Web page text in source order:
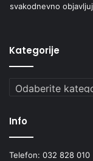
svakodnevno
Kategorije
Kategorije
Info
Telefon: 032 828 010